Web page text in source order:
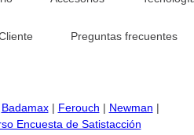
Preguntas frecuentes
Badamax| Ferouch | Newman |
Encuesta de Satistacción